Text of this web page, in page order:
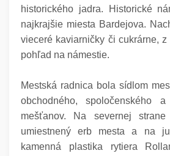
historického jadra. Historické
najkrajšie miesta Bardejova.
vieceré kaviarničky či cukrárne,
pohľad na námestie.
Mestská radnica bola sídlom
obchodného, spoločenského
mešťanov. Na severnej
umiestnený erb mesta a na
kamenná plastika rytiera